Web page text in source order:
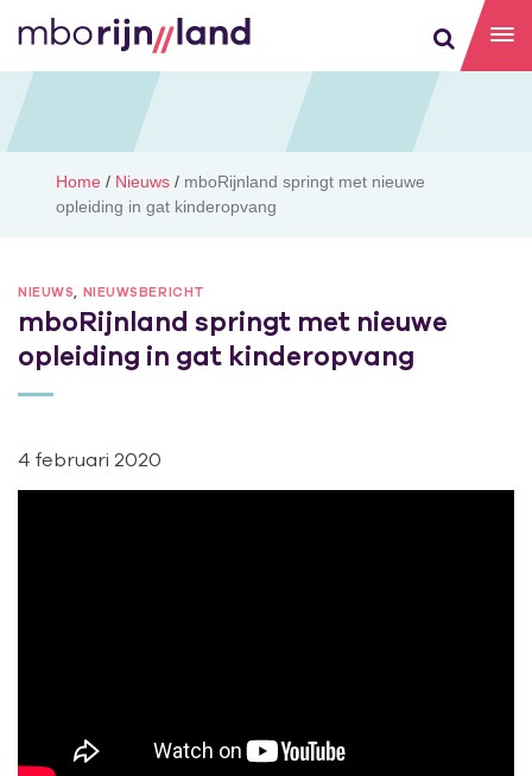
Home / Nieuws / mboRijnland springt met nieuwe
opleiding in gat kinderopvang
NIEUWS NIEUWSBERICHT
mboRijnland springt met nieuwe
opleiding in gat kinderopvang
4 februari 2020